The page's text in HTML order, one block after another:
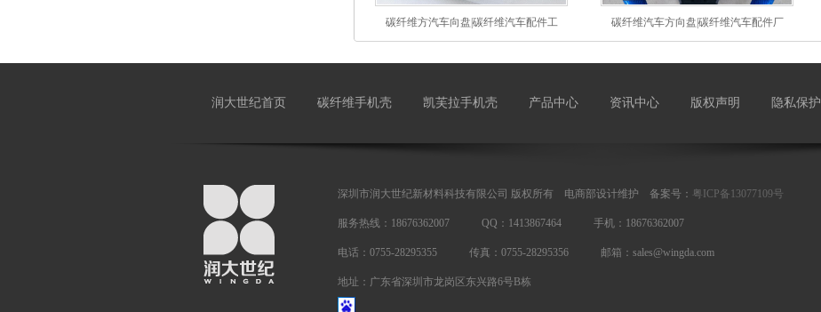
碳纤维方汽车向盘|碳纤维汽车配件工 碳纤维汽车方向盘|碳纤维汽车配件厂
润大世纪首页 碳纤维手机壳 凯芙拉手机壳 产品中心 资讯中心 版权声明 隐私保护
深圳市润大世纪新材料科技有限公司 版权所有 电商部设计维护 备案号： 粤ICP备13077109号
服务热线：18676362007 QQ：1413867464 手机：18676362007
电话：0755-28295355 传真：0755-28295356 邮箱：sales@wingda.com
地址：广东省深圳市龙岗区东兴路6号B栋